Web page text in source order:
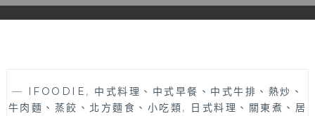
— IFOODIE , 中式料理、中式早餐、中式牛排、熱炒、
牛肉麵、蒸餃、北方麵食、小吃類, 日式料理、關東煮、居